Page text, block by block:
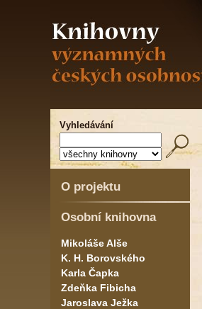
Vyhledávání
O projektu
Osobní knihovna
Mikoláše Alše
K. H. Borovského
Karla Čapka
Zdeňka Fibicha
Jaroslava Ježka